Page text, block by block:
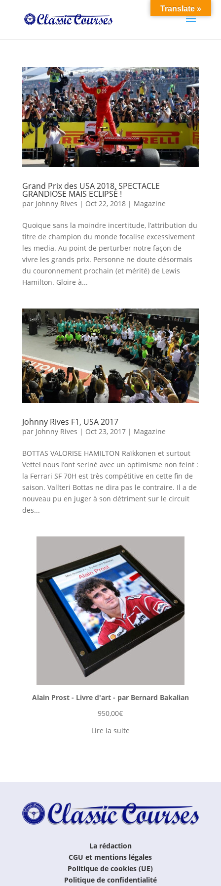
Grand Prix des USA 2018, SPECTACLE
GRANDIOSE MAIS ECLIPSÉ !
par Johnny Rives | Oct 22, 2018| Magazine
Quoique sans la moindre incertitude, l’attribution du
titre de champion du monde focalise excessivement
les media. Au point de perturber notre façon de
vivre les grands prix. Personne ne doute désormais
du couronnement prochain (et mérité) de Lewis
Hamilton. Gloire à...
Johnny Rives F1, USA 2017
par Johnny Rives | Oct 23, 2017| Magazine
BOTTAS VALORISE HAMILTON Raïkkonen et surtout
Vettel nous l’ont seriné avec un optimisme non feint :
la Ferrari SF 70H est très compétitive en cette fin de
saison. Vallteri Bottas ne dira pas le contraire. Il a de
nouveau pu en juger à son détriment sur le circuit
des...
Alain Prost - Livre d'art - par Bernard Bakalian
950,00€
Lire la suite
La rédaction
CGU et mentions légales
Politique de cookies (UE)
Politique de confidentialité
Translate »